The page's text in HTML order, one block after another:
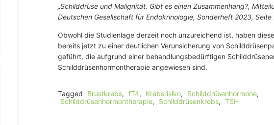
„Schilddrüse und Malignität. Gibt es einen Zusammenhang?,
Deutschen Gesellschaft für Endokrinologie, Sonderheft 2023, Seite
Obwohl die Studienlage derzeit noch unzureichend ist, haben
bereits jetzt zu einer deutlichen Verunsicherung von
geführt, die aufgrund einer behandlungsbedürftigen
Schilddrüsenhormontherapie angewiesen sind.
Tagged Brustkrebs, fT4, Krebsrisiko, Schilddrüsenhormone,
Schilddrüsenhormontherapie, Schilddrüsenkrebs, TSH